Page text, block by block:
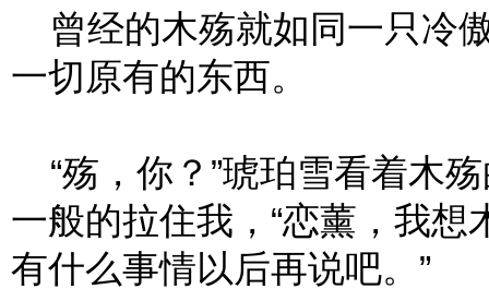
曾经的木殇就如同一只冷
一切原有的东西。
“殇，你？”琥珀雪看着木
一般的拉住我，“恋薰，我
有什么事情以后再说吧。”